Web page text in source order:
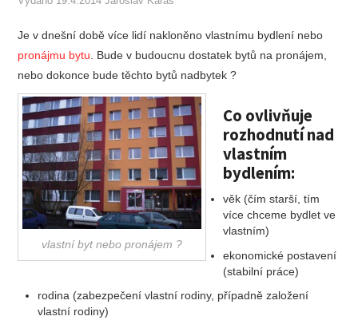
REALITNÍ INZERCE
Je v dnešní době více lidí nakloněno vlastnímu bydlení nebo
pronájmu bytu . Bude v budoucnu dostatek bytů na pronájem,
nebo dokonce bude těchto bytů nadbytek ?
vlastní byt nebo pronájem ?
Co ovlivňuje
rozhodnutí nad
vlastním
bydlením:
věk (čím starší, tím
více chceme bydlet ve
vlastním)
ekonomické postavení
(stabilní práce)
rodina (zabezpečení vlastní rodiny, případně založení
vlastní rodiny)